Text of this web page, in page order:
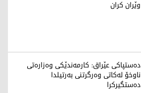
وێران کران
دەستپاکی عێراق: کارمەندێکی وەزارەتی
ناوخۆ لەکاتی وەرگرتنی بەرتیلدا
دەستگیرکرا